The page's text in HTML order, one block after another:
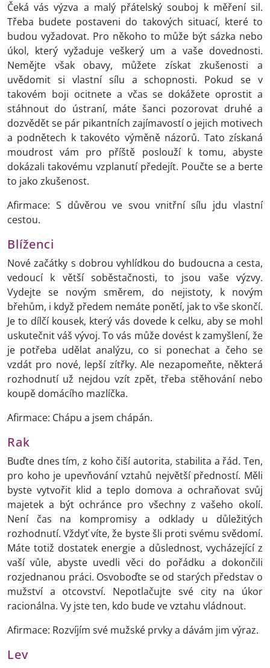
Čeká vás výzva a malý přátelský souboj k měření sil.
Třeba budete postaveni do takových situací, které to
budou vyžadovat. Pro někoho to může být sázka nebo
úkol, který vyžaduje veškerý um a vaše dovednosti.
Nemějte však obavy, můžete získat zkušenosti a
uvědomit si vlastní sílu a schopnosti. Pokud se v
takovém boji ocitnete a včas se dokážete oprostit a
stáhnout do ústraní, máte šanci pozorovat druhé a
dozvědět se pár pikantních zajímavostí o jejich motivech
a podnětech k takovéto výměně názorů. Tato získaná
moudrost vám pro příště poslouží k tomu, abyste
dokázali takovému vzplanutí předejít. Poučte se a berte
to jako zkušenost.
Afirmace: S důvěrou ve svou vnitřní sílu jdu vlastní
cestou.
Blíženci
Nové začátky s dobrou vyhlídkou do budoucna a cesta,
vedoucí k větší soběstačnosti, to jsou vaše výzvy.
Vydejte se novým směrem, do nejistoty, k novým
břehům, i když předem nemáte ponětí, jak to vše skončí.
Je to dílčí kousek, který vás dovede k celku, aby se mohl
uskutečnit váš vývoj. To vás může dovést k zamyšlení, že
je potřeba udělat analýzu, co si ponechat a čeho se
vzdát pro nové, lepší zítřky. Ale nezapomeňte, některá
rozhodnutí už nejdou vzít zpět, třeba stěhování nebo
koupě domácího mazlíčka.
Afirmace: Chápu a jsem chápán.
Rak
Buďte dnes tím, z koho čiší autorita, stabilita a řád. Ten,
pro koho je upevňování vztahů největší předností. Měli
byste vytvořit klid a teplo domova a ochraňovat svůj
majetek a být ochránce pro všechny z vašeho okolí.
Není čas na kompromisy a odklady u důležitých
rozhodnutí. Vždyť víte, že byste šli proti svému svědomí.
Máte totiž dostatek energie a důslednost, vycházející z
vaší vůle, abyste uvedli věci do pořádku a dokončili
rozjednanou práci. Osvoboďte se od starých představ o
mužství a otcovství. Nepotlačujte své city na úkor
racionálna. Vy jste ten, kdo bude ve vztahu vládnout.
Afirmace: Rozvíjím své mužské prvky a dávám jim výraz.
Lev